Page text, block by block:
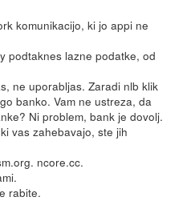
komunikacijo, ki jo appi ne
podtaknes lazne podatke, od
ne uporabljas. Zaradi nlb klik
banko. Vam ne ustreza, da
Ni problem, bank je dovolj.
vas zahebavajo, ste jih
ncore.cc.
rabite.